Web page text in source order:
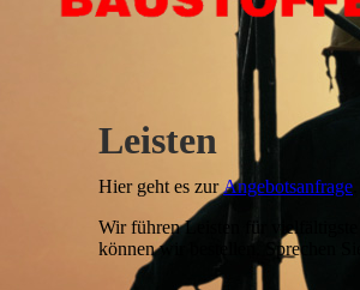
Leisten
Hier geht es zurAngebotsanfrage
Wir führen Leisten für
können wir bestellen. Sprechen